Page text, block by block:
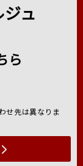
ュ
ら
せ先は異なりま